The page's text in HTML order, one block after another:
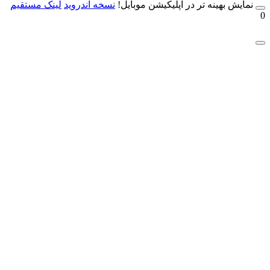
بهینه تر در اپلیکیشن موبایل!نسخه آندروید لینک مستقیم